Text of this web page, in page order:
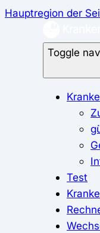
Hauptregion der
Toggle
Test